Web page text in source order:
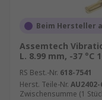
Beim Hersteller
Assemtech
L. 8.99 mm, -37 °C
RS Best.-Nr. 618-7541
Herst. Teile-Nr. AU2402-
Zwischensumme (1